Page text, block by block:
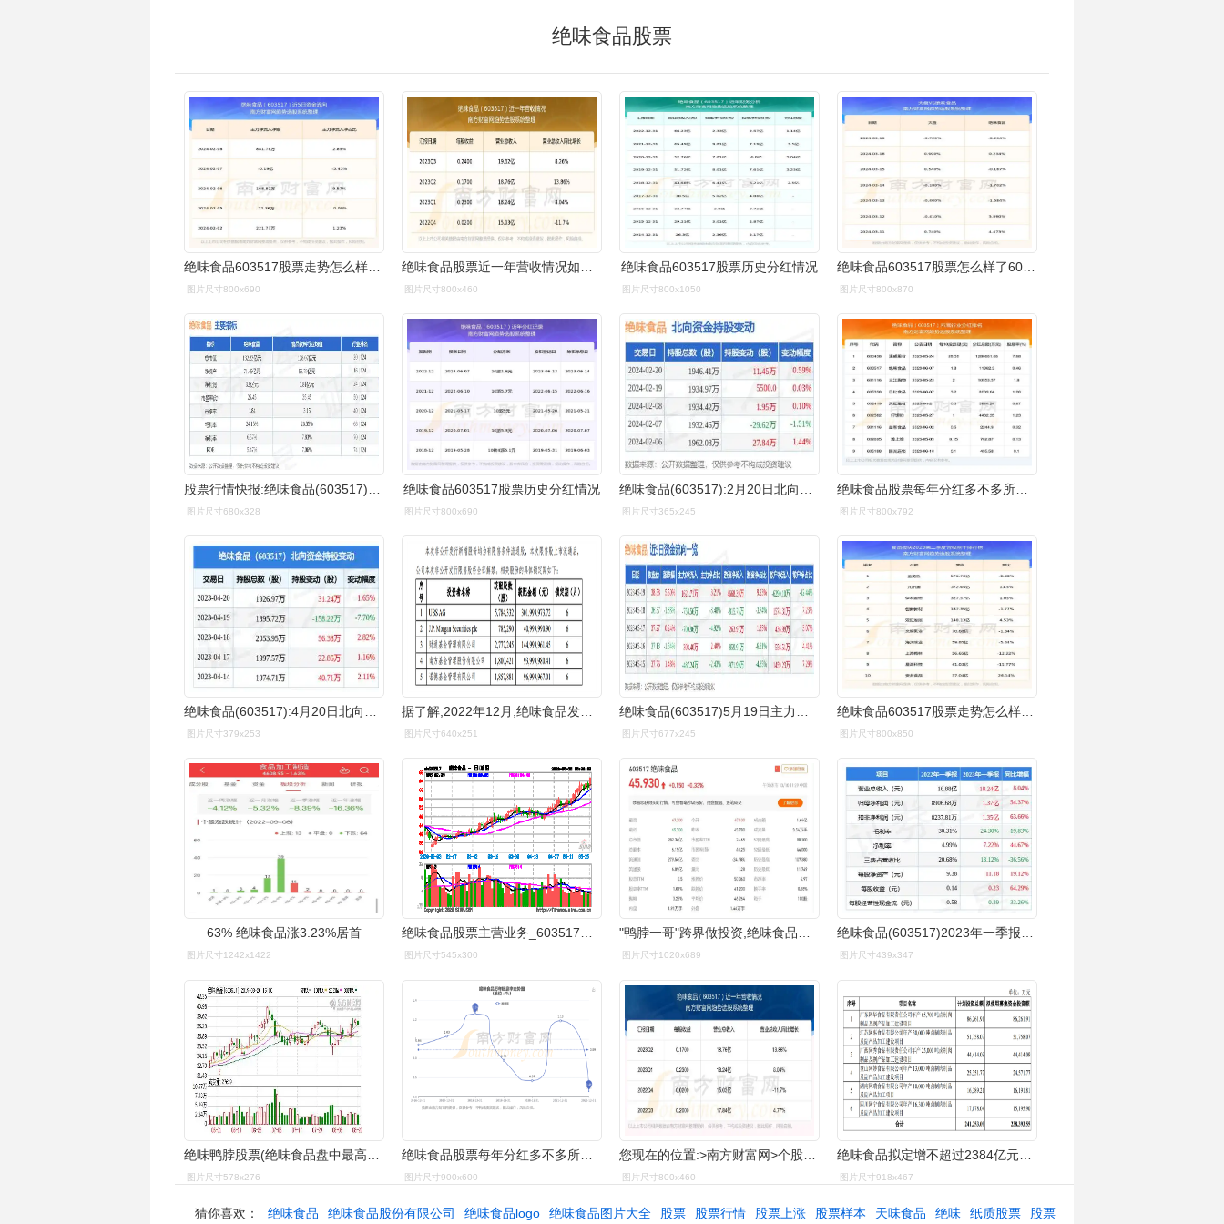
绝味食品股票
绝味食品603517股票走势怎么样在板块中排名好不好
图片尺寸800x690 图片尺寸800x460
绝味食品603517股票历史分红情况
图片尺寸800x1050 图片尺寸800x870
图片尺寸680x328
绝味食品603517股票历史分红情况
图片尺寸800x690 图片尺寸365x245 图片尺寸800x792
图片尺寸379x253
据了解,2022年12月,绝味食品发布非公开发行a股股票发行情况报告书
图片尺寸640x251 图片尺寸677x245 图片尺寸800x850
63% 绝味食品涨3.23%居首
图片尺寸1242x1422
绝味食品股票主营业务_603517联系方式/绝味食品f10_603517主要产品
图片尺寸545x300
"鸭脖一哥"跨界做投资,绝味食品你不懂-股票频道-和讯网
图片尺寸1020x689
绝味食品(603517)2023年一季报简析:营收净利润双双增长_股票频道
图片尺寸439x347
绝味鸭脖股票(绝味食品盘中最高43.45元创历史新高)
图片尺寸578x276
绝味食品股票每年分红多不多所属行业股票分红排名情况
图片尺寸900x600
您现在的位置:>南方财富网>个股>个股数据>正文绝味食品股票近一年
图片尺寸800x460
绝味食品拟定增不超过2384亿元用于扩大产能
图片尺寸918x467
猜你喜欢： 绝味食品 绝味食品股份有限公司 绝味食品logo 绝味食品图片大全 股票 股票行情 股票上涨 股票样本 天味食品 绝味 纸质股票 股票